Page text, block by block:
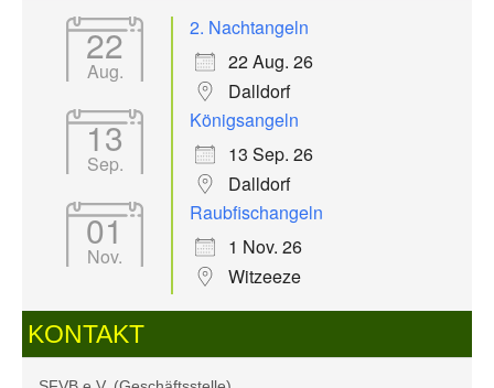
22
Aug.
2. Nachtangeln
22 Aug. 26
Dalldorf
13
Sep.
Königsangeln
13 Sep. 26
Dalldorf
01
Nov.
Raubfischangeln
1 Nov. 26
Witzeeze
KONTAKT